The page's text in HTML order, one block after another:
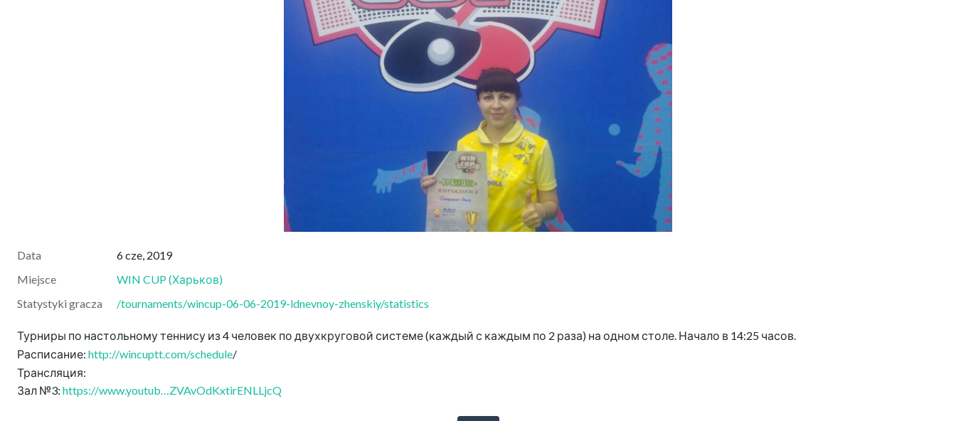
Data
6 cze, 2019
Miejsce
WIN CUP(Харьков)
Statystyki gracza
/tournaments/wincup-06-06-2019-ldnevnoy-zhenskiy/statistics
Турниры по настольному теннису из 4 человек по двухкруговой системе (каждый с каждым по 2 раза) на одном столе. Начало в 14:25 часов.
Расписание: http://wincuptt.com/schedule/
Трансляция:
Зал №3: https://www.youtub…ZVAvOdKxtirENLLjcQ